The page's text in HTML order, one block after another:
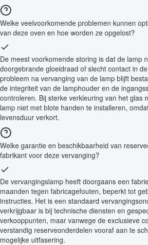
Welke veelvoorkomende problemen kunnen
van deze oven en hoe worden ze opgelost?
De meest voorkomende storing is dat de lamp
doorgebrande gloeidraad of slecht contact in
probleem na vervanging van de lamp blijft
de integriteit van de lamphouder en de
controleren. Bij sterke verkleuring van het glas
lamp niet met blote handen te installeren,
levensduur verkort.
Welke garantie en beschikbaarheid van
fabrikant voor deze vervanging?
De vervangingslamp heeft doorgaans een
maanden tegen fabricagefouten, beperkt tot
instructies. Het is een standaard
verkrijgbaar is bij technische diensten en
verkooppunten, maar vanwege de exclusieve
verstandig reserveonderdelen vooraf aan te
mogelijke uitfasering.